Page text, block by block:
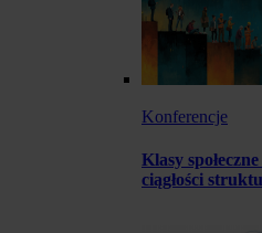
Konferencje
Klasy
ciągłości